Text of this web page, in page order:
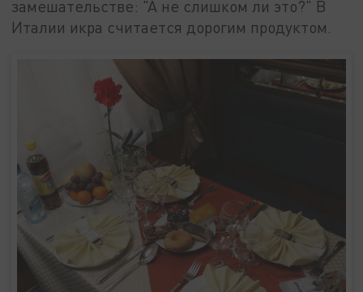
замешательстве: "А не слишком ли это?" В
Италии икра считается дорогим продуктом.